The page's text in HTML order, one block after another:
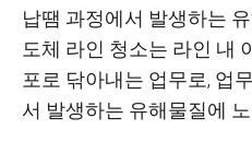
납땜 과정에서 발생하는
도체 라인 청소는 라인 내
포로 닦아내는 업무로, 업
서 발생하는 유해물질에